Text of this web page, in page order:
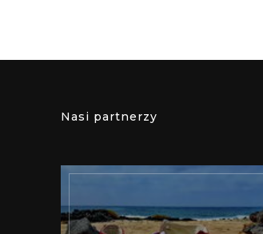
Nasi partnerzy